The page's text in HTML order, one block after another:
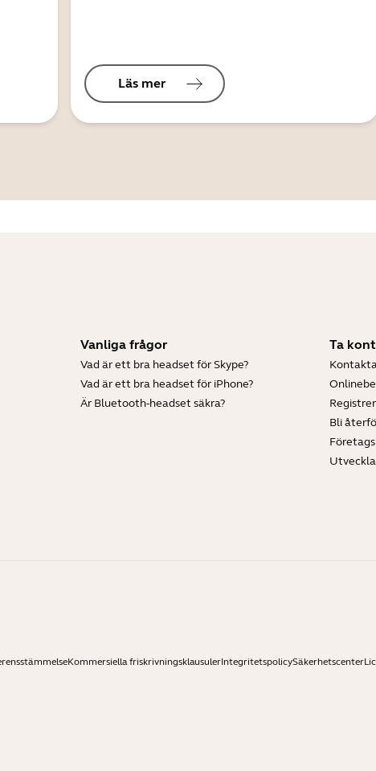
Läs mer
Vanliga frågor
Vad är ett bra headset för Skype?
Vad är ett bra headset för iPhone?
Är Bluetooth-headset säkra?
Ta
Bli
Kommersiella friskrivningsklausulerIntegritetspolicySäkerhetscenter